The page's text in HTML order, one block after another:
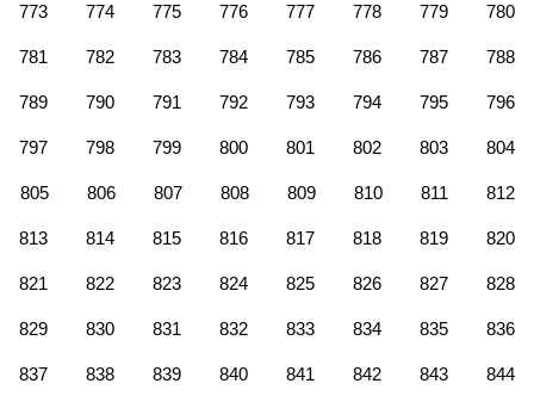
773 774 775 776 777 778 779 780
781 782 783 784 785 786 787 788
789 790 791 792 793 794 795 796
797 798 799 800 801 802 803 804
805 806 807 808 809 810 811 812
813 814 815 816 817 818 819 820
821 822 823 824 825 826 827 828
829 830 831 832 833 834 835 836
837 838 839 840 841 842 843 844